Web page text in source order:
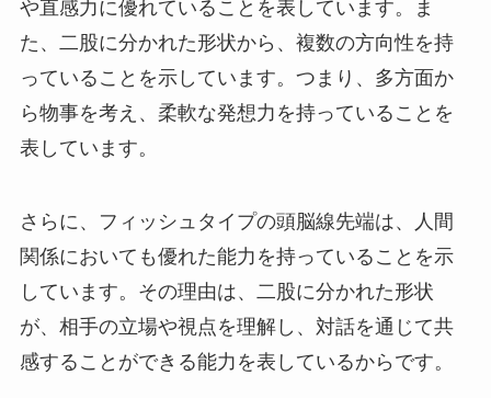
や直感力に優れていることを表しています。ま
た、二股に分かれた形状から、複数の方向性を持
っていることを示しています。つまり、多方面か
ら物事を考え、柔軟な発想力を持っていることを
表しています。
さらに、フィッシュタイプの頭脳線先端は、人間
関係においても優れた能力を持っていることを示
しています。その理由は、二股に分かれた形状
が、相手の立場や視点を理解し、対話を通じて共
感することができる能力を表しているからです。